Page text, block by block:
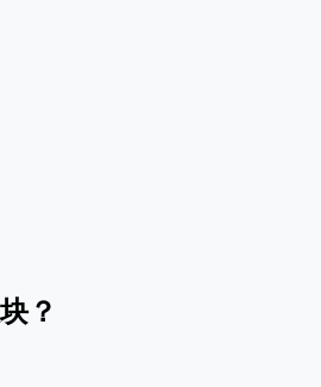
？